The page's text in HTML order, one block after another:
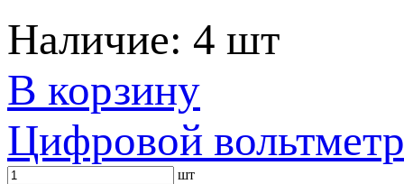
Наличие: 4 шт
В корзину
Цифровой
шт